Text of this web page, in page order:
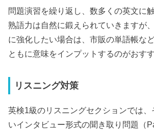
問題演習を繰り返し、数多くの英文に
熟語力は自然に鍛えられていきますが
に強化したい場合は、市販の単語帳な
ともに意味をインプットするのがおすす
リスニング対策
英検1級のリスニングセクションでは
いインタビュー形式の聞き取り問題（